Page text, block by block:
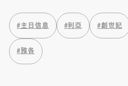
#主日信息 #利亞 #創世記
#雅各